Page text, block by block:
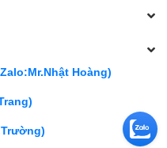
Hoàng)